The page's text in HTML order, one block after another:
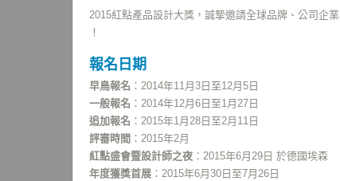
2015紅點產品設計大獎，誠摯邀請全球品牌、公司企
！
報名日期
早鳥報名 ：2014年11月3日至12月5日
一般報名 ：2014年12月6日至1月27日
追加報名 ：2015年1月28日至2月11日
評審時間 ：2015年2月
紅點盛會暨設計師之夜 ：2015年6月29日 於德國埃森
年度獲獎首展 ：2015年6月30日至7月26日